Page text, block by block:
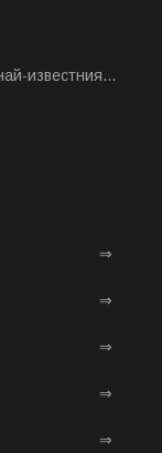
известния...
⇒
⇒
⇒
⇒
⇒